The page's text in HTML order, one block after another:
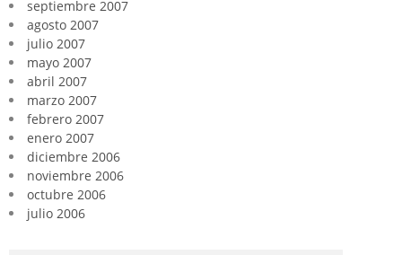
septiembre 2007
agosto 2007
julio 2007
mayo 2007
abril 2007
marzo 2007
febrero 2007
enero 2007
diciembre 2006
noviembre 2006
octubre 2006
julio 2006